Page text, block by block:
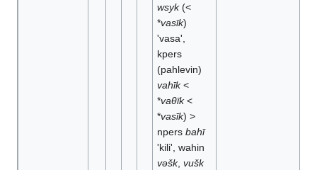
wsyk(<
*vasīk)
'vasa',
kpers
(pahlevin)
vahīk<
*vaθīk<
*vasīk) >
npers bahī
'kili', wahin
vǝšk, vušk